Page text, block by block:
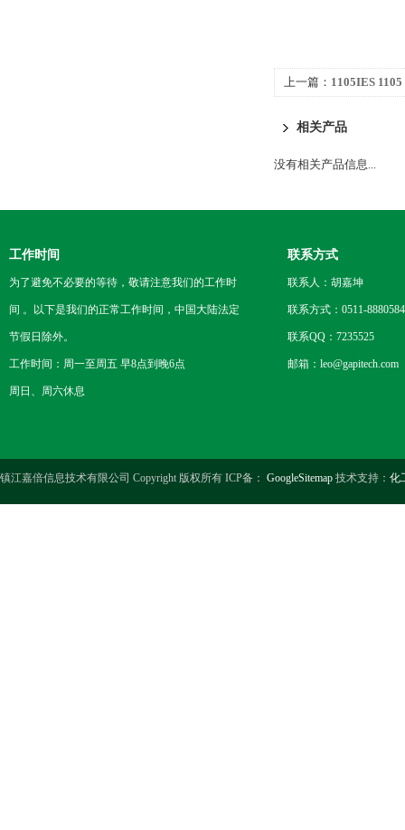
上一篇： 1105IES
相关产品
没有相关产品信息...
工作时间
为了避免不必要的等待，敬请注意我们的工作时
间 。以下是我们的正常工作时间，中国大陆法定
节假日除外。
工作时间：周一至周五 早8点到晚6点
周日、周六休息
联系方式
联系人：胡嘉坤
联系方式：0511-
联系QQ：7235525
邮箱：leo@gapitech.com
镇江嘉倍信息技术有限公司 Copyright 版权所有 ICP备： GoogleSitemap 技术支持： 化